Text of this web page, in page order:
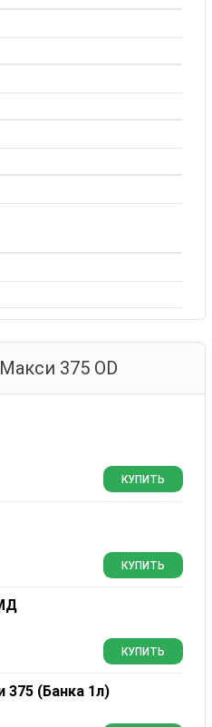
375 ОD
КУПИТЬ
КУПИТЬ
КУПИТЬ
375 (Банка 1л)